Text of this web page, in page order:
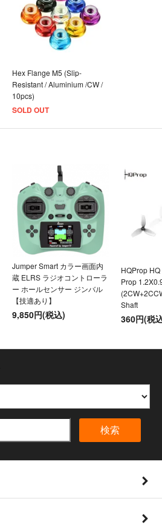
Hex Flange M5 (Slip-
Resistant / Aluminium /CW /
10pcs)
SOLD OUT
Jumper Smart カラー画面内
蔵 ELRS ラジオコントローラ
ー ホールセンサー ジンバル
【技適あり】
9,850円(税込)
HQProp
Prop
Shaft
360円(税
検索